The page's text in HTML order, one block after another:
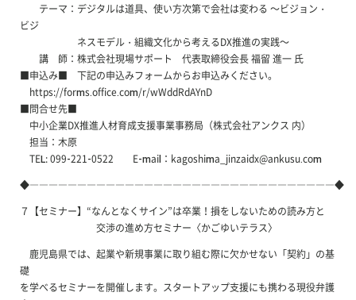
テーマ：デジタルは道具、使い方次第で会社は変わる ～ビジョン・
ビジ
ネスモデル・組織文化から考えるDX推進の実践～
講 師：株式会社現場サポート 代表取締役会長 福留 進一 氏
■申込み■ 下記の申込みフォームからお申込みください。
https://forms.office.com/r/wWddRdAYnD
■問合せ先■
中小企業DX推進人材育成支援事業事務局（株式会社アンクス 内）
担当：木原
TEL: 099-221-0522 E-mail：kagoshima_jinzaidx@ankusu.com
◆――――――――――――――――――――――――――――――――◆
７【セミナー】“なんとなくサイン”は卒業！損をしないための読み方と
交渉の進め方セミナー〈かごゆいテラス〉
鹿児島県では、起業や新規事業に取り組む際に欠かせない「契約」の基
礎
を学べるセミナーを開催します。スタートアップ支援にも携わる現役弁護